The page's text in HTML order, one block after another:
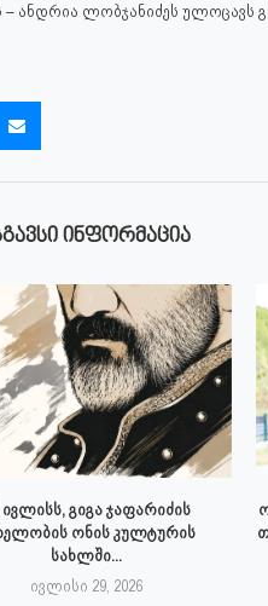
ანდრია ლობჯანიძეს ულოცავს
ᲘᲜᲤᲝᲠᲛᲐᲪᲘᲐ
ივლისს, გიგა ჯაფარიძის
ონის კულტურის
სახლში...
ივლისი 29, 2026